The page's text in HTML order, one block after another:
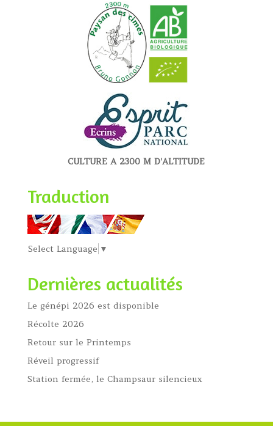
CULTURE A 2300 M D'ALTITUDE
Traduction
Select Language ▼
Dernières actualités
Le génépi 2026 est disponible
Récolte 2026
Retour sur le Printemps
Réveil progressif
Station fermée, le Champsaur silencieux